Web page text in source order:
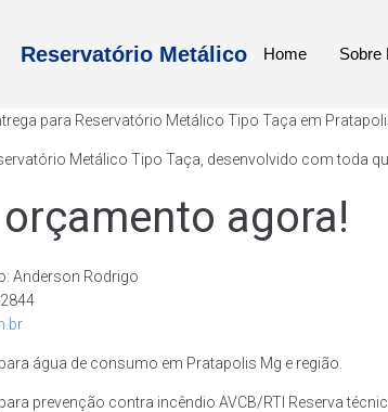
Reservatório Metálico Home Sobre
para Reservatório Metálico Tipo Taça em
Metálico Tipo Taça, desenvolvido com toda
agora!
Anderson Rodrigo
água de consumo em Pratapolis Mg e região.
prevenção contra incêndio AVCB/RTI Reserva